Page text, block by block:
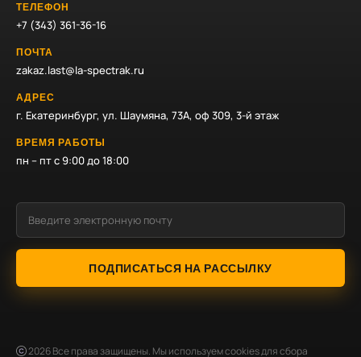
ТЕЛЕФОН
+7 (343) 361-36-16
ПОЧТА
zakaz.last@la-spectrak.ru
АДРЕС
г. Екатеринбург, ул. Шаумяна, 73А, оф 309, 3-й этаж
ВРЕМЯ РАБОТЫ
пн – пт с 9:00 до 18:00
ПОДПИСАТЬСЯ НА РАССЫЛКУ
2026Все права защищены. Мы используем cookies для сбора